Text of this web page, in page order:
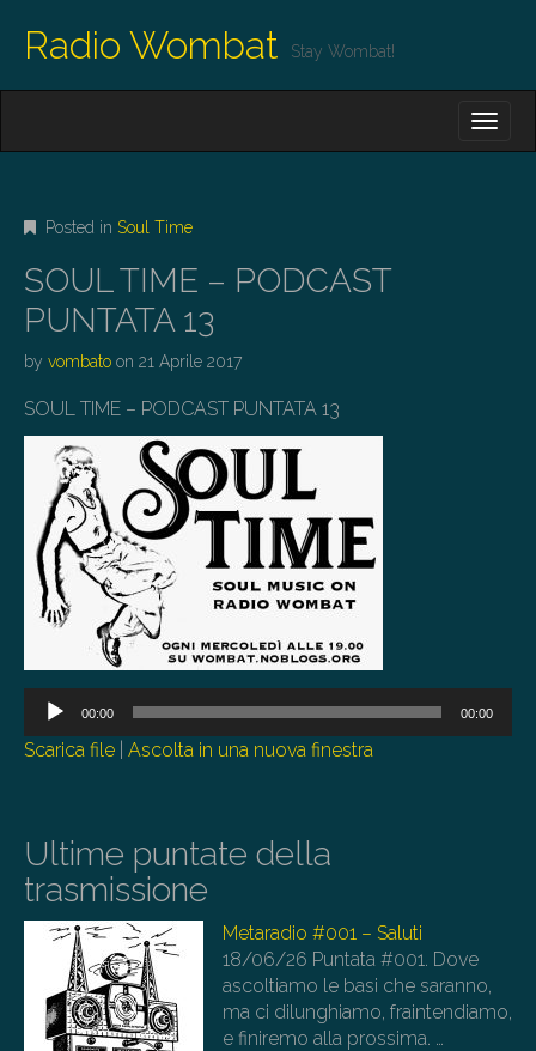
Radio Wombat Stay Wombat!
M
E
N
U
C
N
T
E
N
T
Posted in Soul Time
SOUL TIME – PODCAST
PUNTATA 13
by vombato on 21 Aprile 2017
SOUL TIME – PODCAST PUNTATA 13
00:00 00:00
Scarica file Ascolta in una nuova finestra
Ultime puntate della
trasmissione
Metaradio #001 – Saluti
18/06/26 Puntata #001. Dove
ascoltiamo le basi che saranno,
ma ci dilunghiamo, fraintendiamo,
e finiremo alla prossima. …